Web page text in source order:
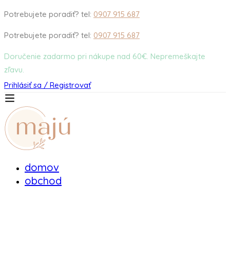
Potrebujete poradiť? tel: 0907 915 687
Potrebujete poradiť? tel: 0907 915 687
Doručenie zadarmo pri nákupe nad 60€. Nepremeškajte
zľavu.
Prihlásiť sa / Registrovať
domov
obchod